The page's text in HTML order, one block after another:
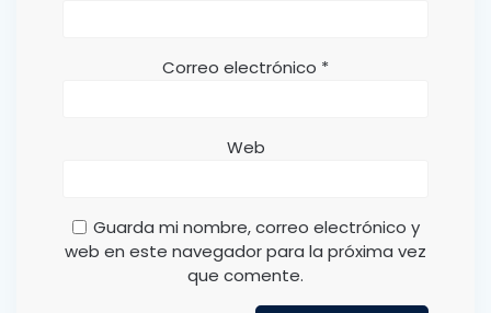
Correo electrónico *
Web
Guarda mi nombre, correo electrónico y
web en este navegador para la próxima vez
que comente.